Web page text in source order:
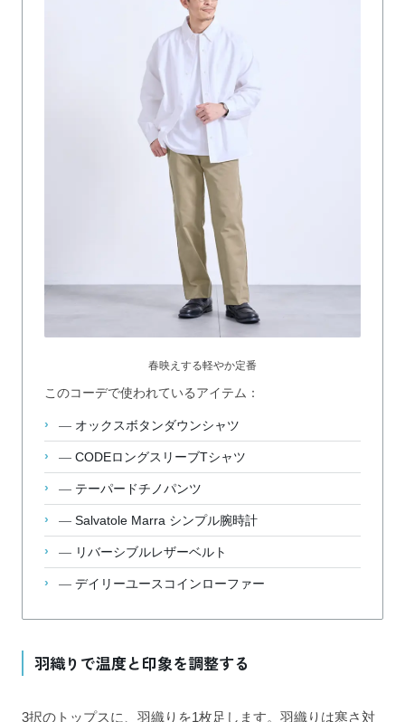
春映えする軽やか定番
このコーデで使われているアイテム：
— オックスボタンダウンシャツ
— CODEロングスリーブTシャツ
— テーパードチノパンツ
— Salvatole Marra シンプル腕時計
— リバーシブルレザーベルト
— デイリーユースコインローファー
羽織りで温度と印象を調整する
3択のトップスに、羽織りを1枚足します。羽織りは寒さ対